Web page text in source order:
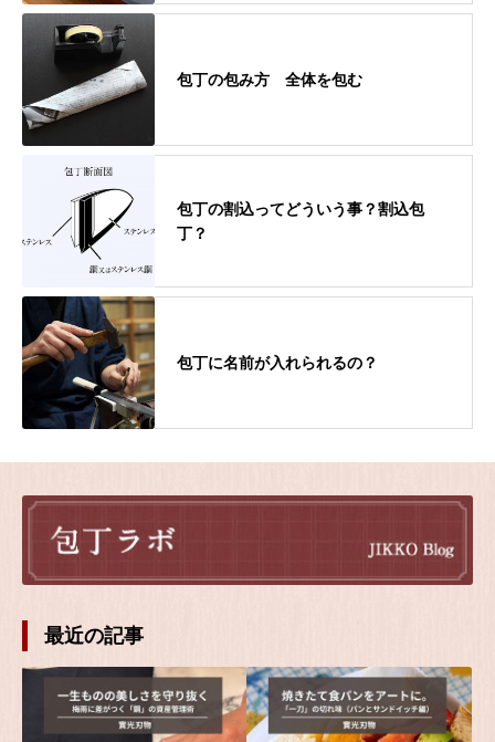
包丁の包み方 全体を包む
包丁の割込ってどういう事？割込包
丁？
包丁に名前が入れられるの？
最近の記事